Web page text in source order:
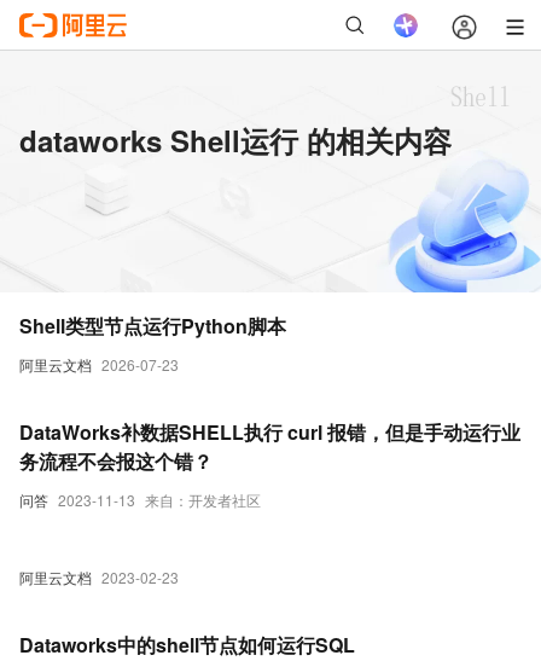
dataworks Shell运行 的相关内容
阿里云文档 2026-07-23
Shell类型节点运行Python脚本
问答 2023-11-13 来自：开发者社区
DataWorks补数据SHELL执行 curl 报错，但是手动运行业
务流程不会报这个错？
阿里云文档 2023-02-23
Dataworks中的shell节点如何运行SQL